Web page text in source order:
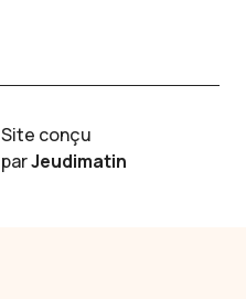
Site conçu
parJeudimatin